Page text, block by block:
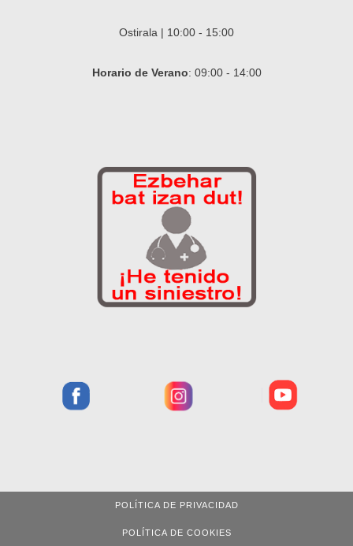
Ostirala | 10:00 - 15:00
Horario de Verano: 09:00 - 14:00
POLÍTICA DE PRIVACIDAD
POLÍTICA DE COOKIES